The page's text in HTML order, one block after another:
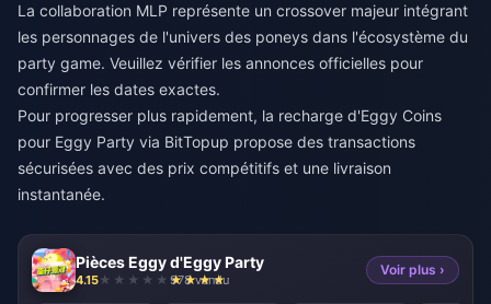
La collaboration MLP représente un crossover majeur intégrant
les personnages de l'univers des poneys dans l'écosystème du
party game. Veuillez vérifier les annonces officielles pour
confirmer les dates exactes.
Pour progresser plus rapidement, la recharge d'Eggy Coins
pour Eggy Party via BitTopup propose des transactions
sécurisées avec des prix compétitifs et une livraison
instantanée.
Pièces Eggy d'Eggy Party
4.15 978 vendu
Voir plus ›